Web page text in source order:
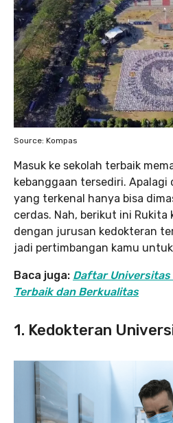
Source: Kompas
Masuk ke sekolah terbaik
kebanggaan tersediri.
yang terkenal hanya bisa
cerdas. Nah, berikut ini
dengan jurusan kedokteran
jadi pertimbangan kamu
Baca juga: Daftar Universitas
Terbaik dan Berkualitas
1. Kedokteran